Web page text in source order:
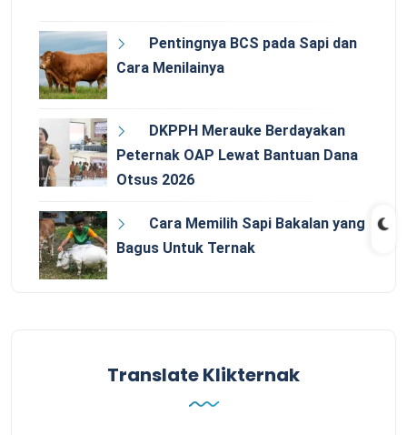
Pentingnya BCS pada Sapi dan
Cara Menilainya
DKPPH Merauke Berdayakan
Peternak OAP Lewat Bantuan Dana
Otsus 2026
Cara Memilih Sapi Bakalan yang
Bagus Untuk Ternak
Translate Klikternak